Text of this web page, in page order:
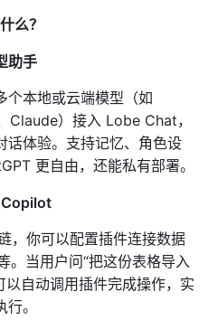
么？
助手
个本地或云端模型（如
Claude）接入 Lobe Chat，
话体验。支持记忆、角色设
更自由，还能私有部署。
Copilot
，你可以配置插件连接数据
。当用户问“把这份表格导入
自动调用插件完成操作，实
。